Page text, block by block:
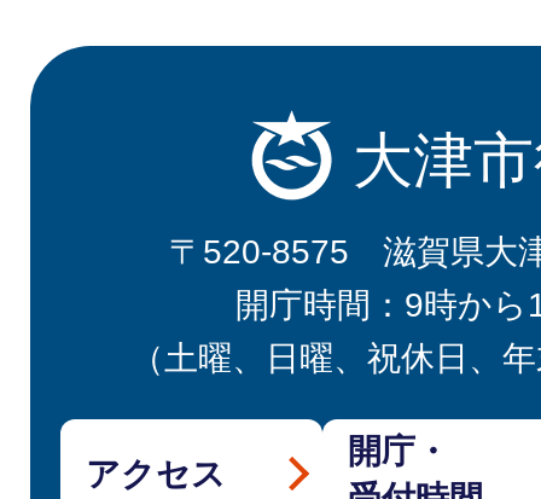
大津
〒520-8575 滋賀県大
開庁時間：9時から
（土曜、日曜、祝休日、
アクセス
開庁・